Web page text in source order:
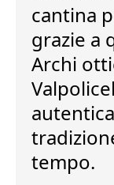
cantina
grazie a
Archi
tempo.